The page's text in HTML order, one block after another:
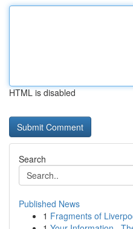
HTML is disabled
Search
Published News
1 Fragments of